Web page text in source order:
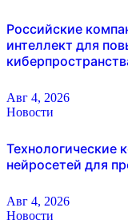
Российские
интеллект для
Авг 4, 2026
Новости
Технологические
нейросетей для
Авг 4, 2026
Новости